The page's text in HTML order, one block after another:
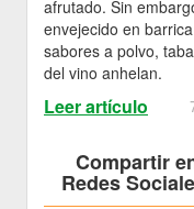
afrutado. Sin
envejecido en
sabores a polvo,
del vino anhelan.
Leer artículo
Compartir
Redes